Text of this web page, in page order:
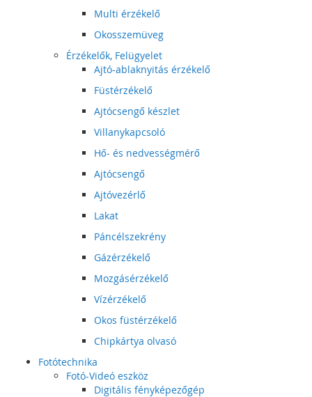
Multi érzékelő
Okosszemüveg
Érzékelők, Felügyelet
Ajtó-ablaknyitás érzékelő
Füstérzékelő
Ajtócsengő készlet
Villanykapcsoló
Hő- és nedvességmérő
Ajtócsengő
Ajtóvezérlő
Lakat
Páncélszekrény
Gázérzékelő
Mozgásérzékelő
Vízérzékelő
Okos füstérzékelő
Chipkártya olvasó
Fotótechnika
Fotó-Videó eszköz
Digitális fényképezőgép